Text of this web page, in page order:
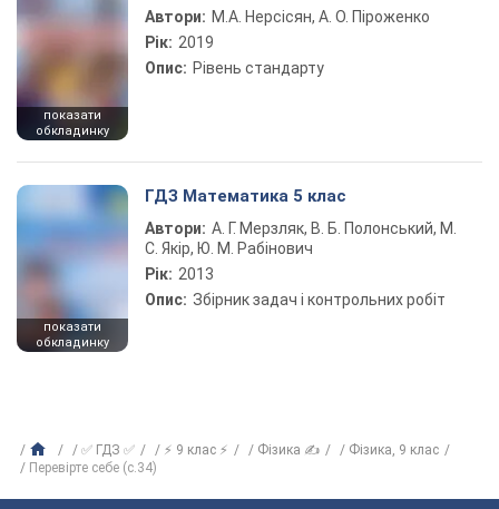
показати
обкладинку
Автори: М.А. Нерсісян, А. О. Піроженко
Рік: 2019
Опис: Рівень стандарту
показати
обкладинку
ГДЗ Математика 5 клас
Автори: А. Г. Мерзляк, В. Б. Полонський, М.
С. Якір, Ю. М. Рабінович
Рік: 2013
Опис: Збірник задач і контрольних робіт
✅ ГДЗ ✅ ⚡ 9 клас ⚡ Фізика ✍
Фізика, 9 клас
Перевірте себе (с.34)